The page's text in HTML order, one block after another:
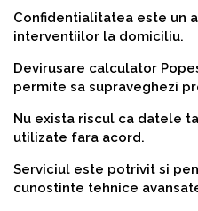
Confidentialitatea este un
interventiilor la domiciliu.
Devirusare calculator
permite sa supraveghezi
Nu exista riscul ca datele
utilizate fara acord.
Serviciul este potrivit si
cunostinte tehnice